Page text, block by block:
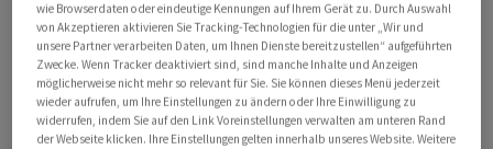
Im ersten Quartal sei der Auftragseingang
von Nucera ⁠gegenüber dem Vorjahreszeitraum um 21
Prozent auf 75 Millionen ‌Euro geschrumpft, teilte die
Thyssenkrupp-Wasserstofftochter am Mittwoch mit.
wie Browserdaten oder eindeutige Kennungen auf Ihrem Gerät zu. Durch Auswahl
von Akzeptieren aktivieren Sie Tracking-Technologien für die unter „Wir und
unsere Partner verarbeiten Daten, um Ihnen Dienste bereitzustellen“ aufgeführten
Zwecke. Wenn Tracker deaktiviert sind, sind manche Inhalte und Anzeigen
möglicherweise nicht mehr so relevant für Sie. Sie können dieses Menü jederzeit
wieder aufrufen, um Ihre Einstellungen zu ändern oder Ihre Einwilligung zu
widerrufen, indem Sie auf den Link Voreinstellungen verwalten am unteren Rand
der Webseite klicken. Ihre Einstellungen gelten innerhalb unseres Website. Weitere